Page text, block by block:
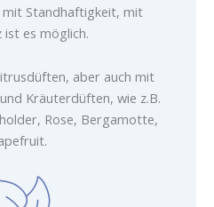
mit Standhaftigkeit, mit
ist es möglich.
aber auch mit
Kräuterdüften, wie z.B.
Rose, Bergamotte,